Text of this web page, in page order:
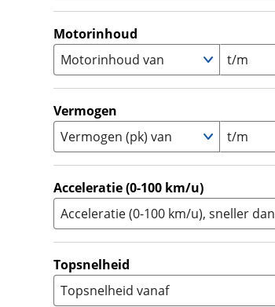
Supersport (0)
Tourer (0)
Touring Enduro (0)
Trial (0
Zijspan (0)
A (6)
A1 (0)
(
Motorinhoud
Motorinhoud van
t/m
Vermogen
Vermogen (pk) van
t/m
Acceleratie (0-100 km/u)
Acceleratie (0-100 km/u), sneller dan
Topsnelheid
Topsnelheid vanaf